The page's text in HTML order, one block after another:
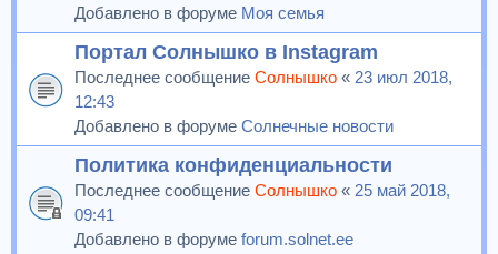
Добавлено в форуме Моя семья
Портал Солнышко в Instagram
Последнее сообщение Солнышко « 23 июл 2018,
12:43
Добавлено в форуме Солнечные новости
Политика конфиденциальности
Последнее сообщение Солнышко « 25 май 2018,
09:41
Добавлено в форуме forum.solnet.ee